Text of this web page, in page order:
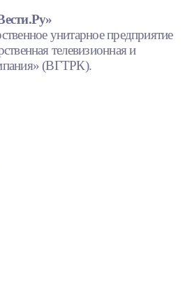
унитарное предприятие
телевизионная и
(ВГТРК).